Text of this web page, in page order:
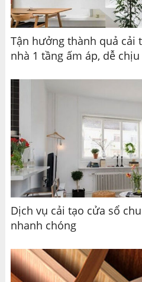
Tận hưởng thành quả cải
nhà 1 tầng ấm áp, dễ chịu
Dịch vụ cải tạo cửa sổ
nhanh chóng